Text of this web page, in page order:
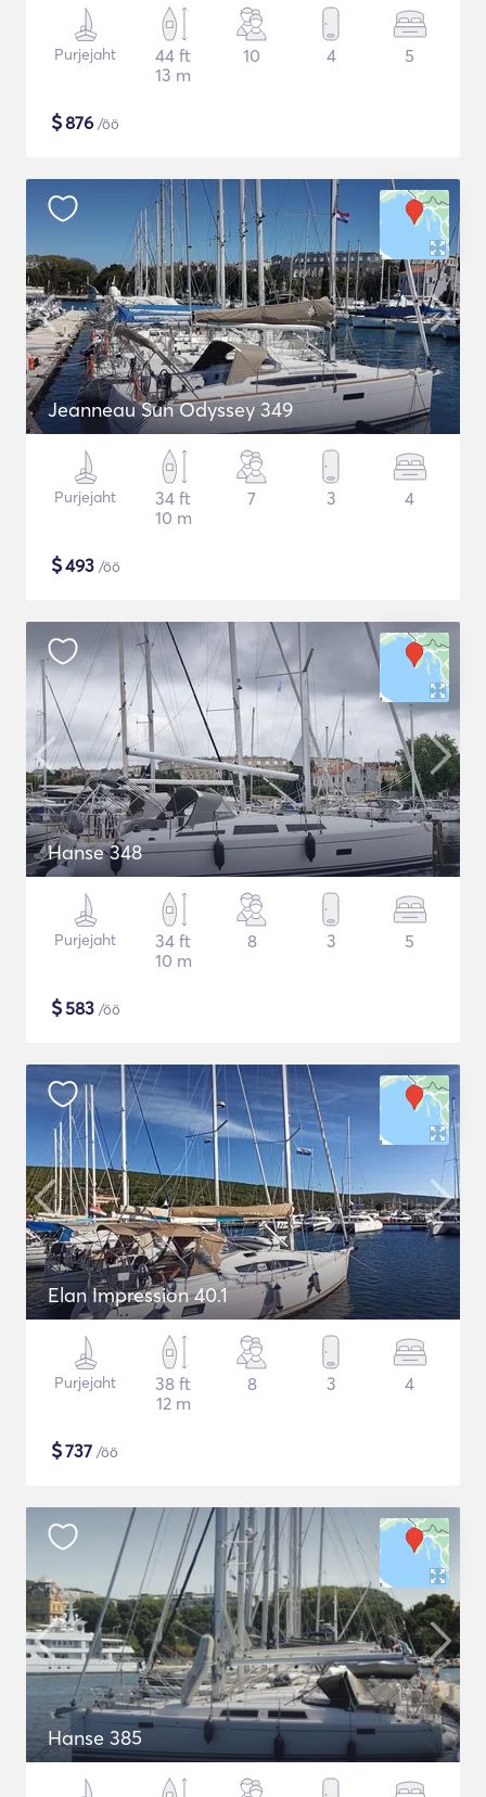
Purjejaht
44 ft
13 m
10 4 5
$876 /öö
Jeanneau Sun Odyssey 349
Purjejaht
34 ft
10 m
7 3 4
$493 /öö
Hanse 348
Purjejaht
34 ft
10 m
8 3 5
$583 /öö
Elan Impression 40.1
Purjejaht
38 ft
12 m
8 3 4
$737 /öö
Hanse 385